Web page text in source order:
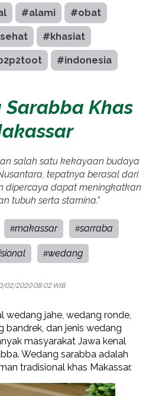
#alami #obat
#khasiat
#indonesia
Sarabba Khas
salah satu kekayaan budaya
tepatnya berasal dari
dipercaya dapat meningkatkan
tubuh serta stamina."
#makassar #sarraba
#wedang
02/2020 08:02 WIB
wedang jahe, wedang ronde,
bandrek, dan jenis wedang
masyarakat Jawa kenal
Wedang sarabba adalah
tradisional khas Makassar.